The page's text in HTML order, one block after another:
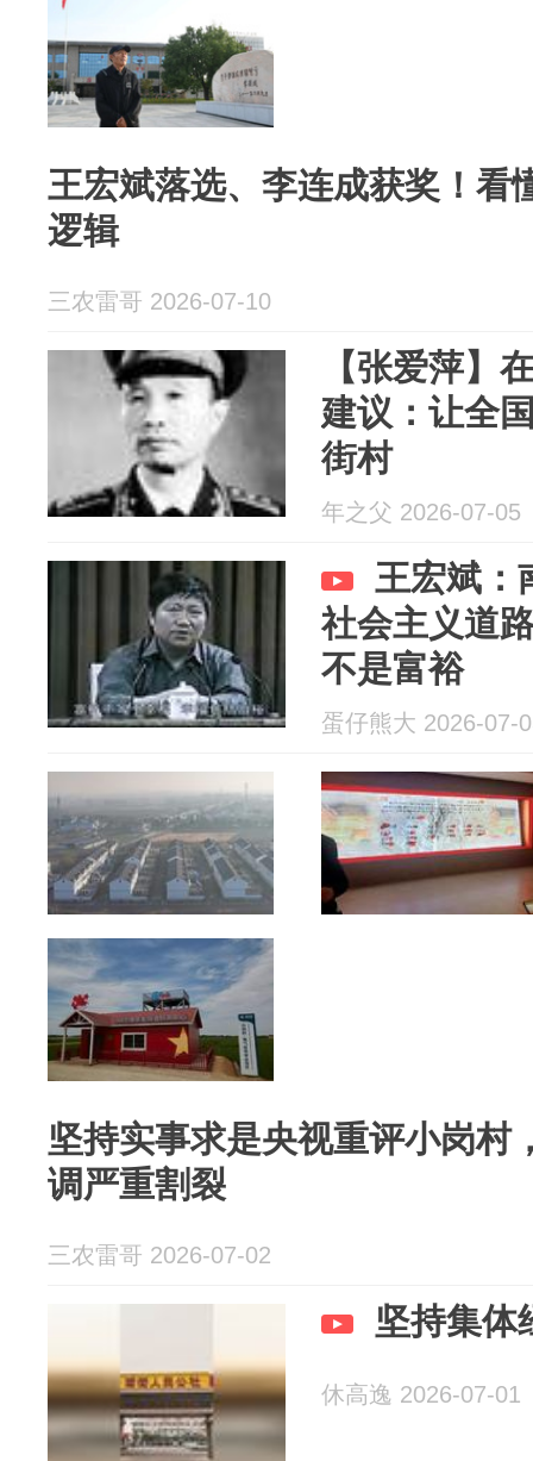
王宏斌落选、李连成获奖！看
逻辑
三农雷哥 2026-07-10
【张爱萍】
建议：让全
街村
年之父 2026-07-05
王宏斌：
社会主义道
不是富裕
蛋仔熊大 2026-07-
坚持实事求是央视重评小岗村
调严重割裂
三农雷哥 2026-07-02
坚持集体
休高逸 2026-07-01